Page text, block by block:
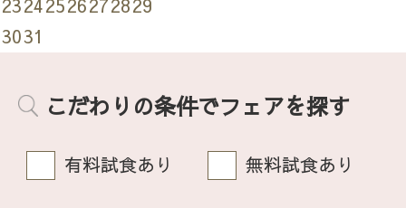
3031
こだわりの条件でフェアを探す
有料試食あり 無料試食あり